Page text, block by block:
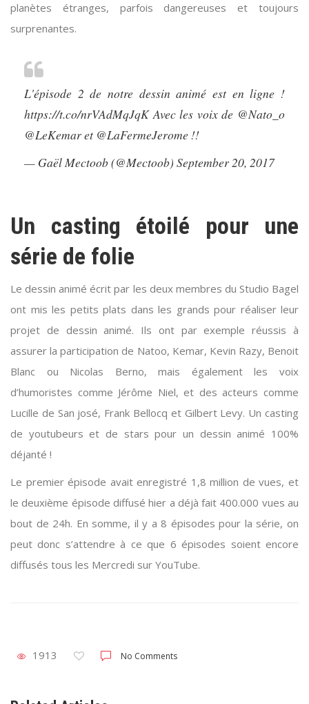
planètes étranges, parfois dangereuses et toujours
surprenantes.
L'épisode 2 de notre dessin animé est en ligne !
https://t.co/nrVAdMqJqKAvec les voix de @Nato_o
@LeKemaret @LaFermeJerome !!
— Gaël Mectoob (@Mectoob) September 20, 2017
Un casting étoilé pour une
série de folie
Le dessin animé écrit par les deux membres du Studio Bagel
ont mis les petits plats dans les grands pour réaliser leur
projet de dessin animé. Ils ont par exemple réussis à
assurer la participation de Natoo, Kemar, Kevin Razy, Benoit
Blanc ou Nicolas Berno, mais également les voix
d’humoristes comme Jérôme Niel, et des acteurs comme
Lucille de San josé, Frank Bellocq et Gilbert Levy. Un casting
de youtubeurs et de stars pour un dessin animé 100%
déjanté !
Le premier épisode avait enregistré 1,8 million de vues, et
le deuxième épisode diffusé hier a déjà fait 400.000 vues au
bout de 24h. En somme, il y a 8 épisodes pour la série, on
peut donc s’attendre à ce que 6 épisodes soient encore
diffusés tous les Mercredi sur YouTube.
1913 No Comments